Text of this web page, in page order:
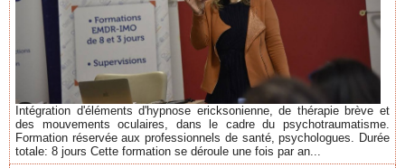
Intégration d'éléments d'hypnose ericksonienne, de thérapie brève et
des mouvements oculaires, dans le cadre du psychotraumatisme.
Formation réservée aux professionnels de santé, psychologues. Durée
totale: 8 jours Cette formation se déroule une fois par an...